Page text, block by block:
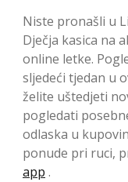
Niste pronašli u
Dječja kasica na
online letke.
sljedeći tjedan u
želite uštedjeti
pogledati
odlaska u
ponude pri ruci,
app .